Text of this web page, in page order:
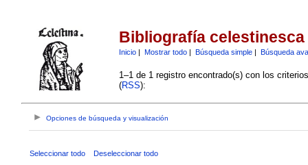
Bibliografía celestinesca
Inicio| Mostrar todo| Búsqueda simple| Búsqueda
1–1 de 1 registro encontrado(s) con los
(RSS):
Opciones de búsqueda y visualización
Seleccionar todo Deseleccionar todo